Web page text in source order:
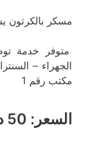
مسكر بالكرتون
متوفر خدمة
الجهراء –
مكتب رقم 1
السعر: 50 دينار